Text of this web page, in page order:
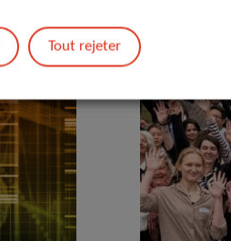
Tout rejeter